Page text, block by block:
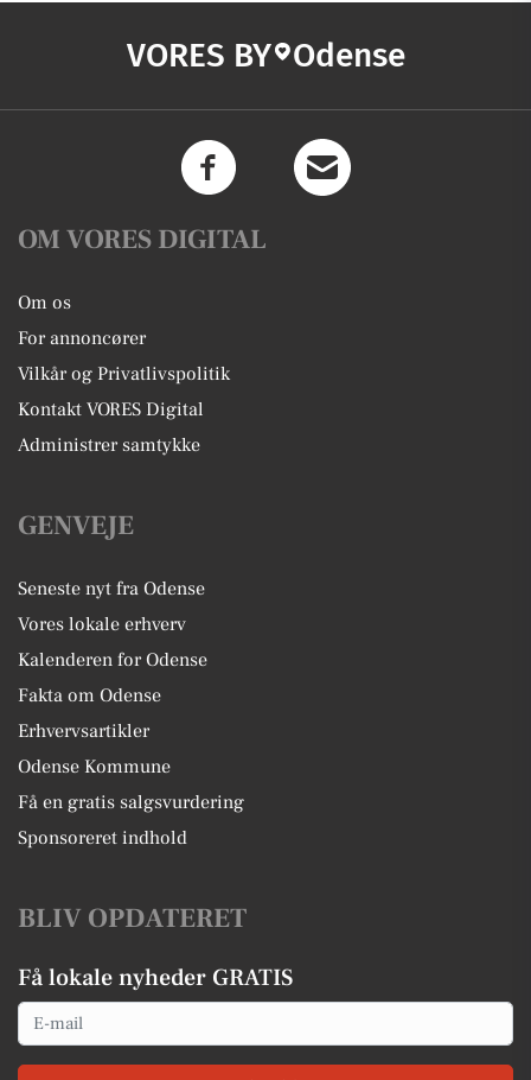
VORES BY Odense
OM VORES DIGITAL
Om os
For annoncører
Vilkår og Privatlivspolitik
Kontakt VORES Digital
Administrer samtykke
GENVEJE
Seneste nyt fra Odense
Vores lokale erhverv
Kalenderen for Odense
Fakta om Odense
Erhvervsartikler
Odense Kommune
Få en gratis salgsvurdering
Sponsoreret indhold
BLIV OPDATERET
Få lokale nyheder GRATIS
Email